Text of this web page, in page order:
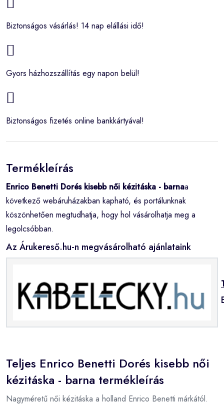
Biztonságos vásárlás! 14 nap elállási idő!
Gyors házhozszállítás egy napon belül!
Biztonságos fizetés online bankkártyával!
Termékleírás
Enrico Benetti Dorés kisebb női kézitáska - barnaa
következő webáruházakban kapható, és portálunknak
köszönhetően megtudhatja, hogy hol vásárolhatja meg a
legolcsóbban.
Az Árukereső.hu-n megvásárolható ajánlataink
Teljes Enrico Benetti Dorés kisebb női
kézitáska - barna termékleírás
Nagyméretű női kézitáska a holland Enrico Benetti márkától.